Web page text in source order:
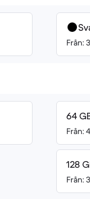
Från:
64
Från:
128
Från: